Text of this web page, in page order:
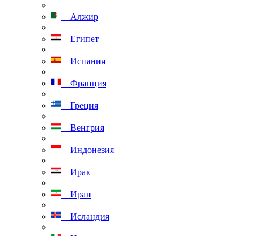
Алжир
Египет
Испания
Франция
Греция
Венгрия
Индонезия
Ирак
Иран
Исландия